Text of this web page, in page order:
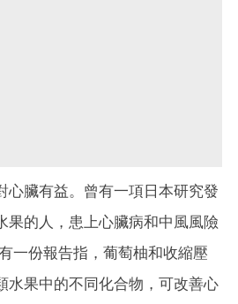
心臟有益。曾有一項日本研究發
果的人，患上心臟病和中風風險
一份報告指，葡萄柚和收縮壓
水果中的不同化合物，可改善心